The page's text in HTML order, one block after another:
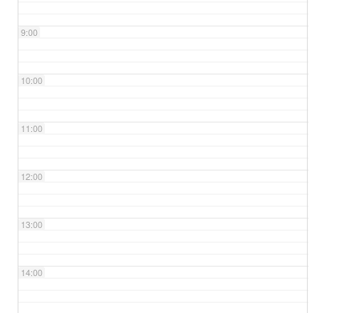
9:00
10:00
11:00
12:00
13:00
14:00